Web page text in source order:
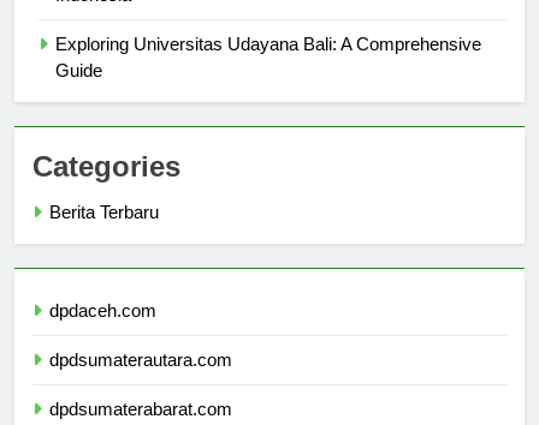
Exploring Universitas Udayana Bali: A Comprehensive
Categories